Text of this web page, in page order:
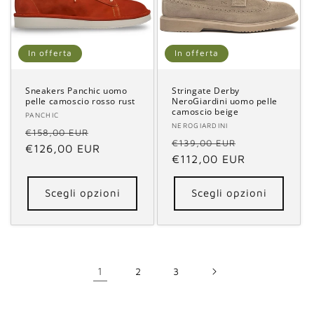
In offerta
Sneakers Panchic uomo
pelle camoscio rosso rust
Fornitore:
PANCHIC
Prezzo
di
€158,00 EUR
scontato
€126,00 EUR
Scegli opzioni
In offerta
Stringate Derby
NeroGiardini uomo pelle
camoscio beige
Fornitore:
NEROGIARDINI
Prezzo
di
listino
€139,00 EUR
scontato
€112,00 EUR
Scegli opzioni
1 2 3